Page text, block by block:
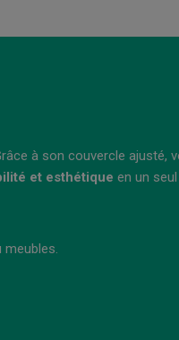
à son couvercle ajusté,
et esthétique en un